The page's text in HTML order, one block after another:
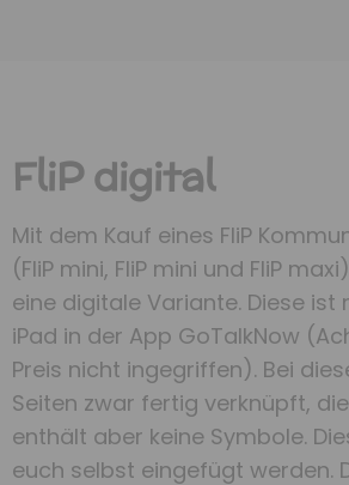
FliP digital
Mit dem Kauf eines FliP
(FliP mini, FliP mini und FliP
eine digitale Variante. Diese ist
iPad in der App GoTalkNow
Preis nicht ingegriffen). Bei
Seiten zwar fertig verknüpft,
enthält aber keine Symbole.
euch selbst eingefügt werden.